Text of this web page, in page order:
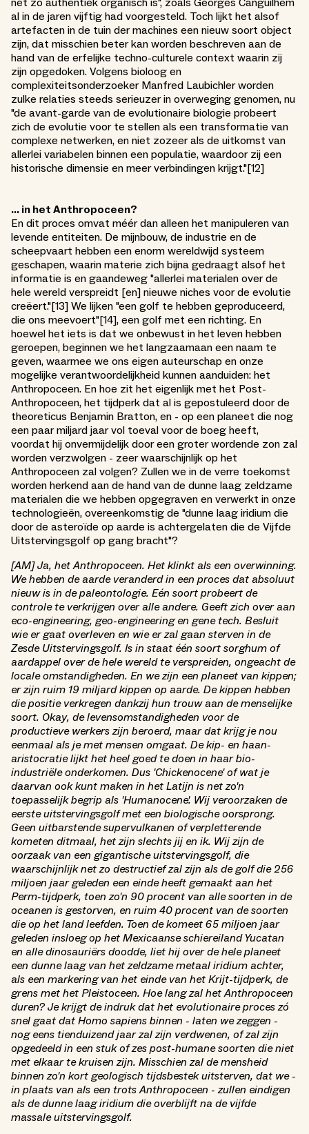
al in de jaren vijftig had voorgesteld. Toch lijkt het alsof
artefacten in de tuin der machines een nieuw soort object
zijn, dat misschien beter kan worden beschreven aan de
hand van de erfelijke techno-culturele context waarin zij
zijn opgedoken. Volgens bioloog en
complexiteitsonderzoeker Manfred Laubichler worden
zulke relaties steeds serieuzer in overweging genomen, nu
"de avant-garde van de evolutionaire biologie probeert
zich de evolutie voor te stellen als een transformatie van
complexe netwerken, en niet zozeer als de uitkomst van
allerlei variabelen binnen een populatie, waardoor zij een
historische dimensie en meer verbindingen krijgt."[12]
... in het Anthropoceen?
En dit proces omvat méér dan alleen het manipuleren van
levende entiteiten. De mijnbouw, de industrie en de
scheepvaart hebben een enorm wereldwijd systeem
geschapen, waarin materie zich bijna gedraagt alsof het
informatie is en gaandeweg "allerlei materialen over de
hele wereld verspreidt [en] nieuwe niches voor de evolutie
creëert."[13] We lijken "een golf te hebben geproduceerd,
die ons meevoert"[14], een golf met een richting. En
hoewel het iets is dat we onbewust in het leven hebben
geroepen, beginnen we het langzaamaan een naam te
geven, waarmee we ons eigen auteurschap en onze
mogelijke verantwoordelijkheid kunnen aanduiden: het
Anthropoceen. En hoe zit het eigenlijk met het Post-
Anthropoceen, het tijdperk dat al is gepostuleerd door de
theoreticus Benjamin Bratton, en - op een planeet die nog
een paar miljard jaar vol toeval voor de boeg heeft,
voordat hij onvermijdelijk door een groter wordende zon zal
worden verzwolgen - zeer waarschijnlijk op het
Anthropoceen zal volgen? Zullen we in de verre toekomst
worden herkend aan de hand van de dunne laag zeldzame
materialen die we hebben opgegraven en verwerkt in onze
technologieën, overeenkomstig de "dunne laag iridium die
door de asteroïde op aarde is achtergelaten die de Vijfde
Uitstervingsgolf op gang bracht"?
[AM] Ja, het Anthropoceen. Het klinkt als een overwinning.
We hebben de aarde veranderd in een proces dat absoluut
nieuw is in de paleontologie. Eén soort probeert de
controle te verkrijgen over alle andere. Geeft zich over aan
eco-engineering, geo-engineering en gene tech. Besluit
wie er gaat overleven en wie er zal gaan sterven in de
Zesde Uitstervingsgolf. Is in staat één soort sorghum of
aardappel over de hele wereld te verspreiden, ongeacht de
locale omstandigheden. En we zijn een planeet van kippen;
er zijn ruim 19 miljard kippen op aarde. De kippen hebben
die positie verkregen dankzij hun trouw aan de menselijke
soort. Okay, de levensomstandigheden voor de
productieve werkers zijn beroerd, maar dat krijg je nou
eenmaal als je met mensen omgaat. De kip- en haan-
aristocratie lijkt het heel goed te doen in haar bio-
industriële onderkomen. Dus 'Chickenocene' of wat je
daarvan ook kunt maken in het Latijn is net zo'n
toepasselijk begrip als 'Humanocene'. Wij veroorzaken de
eerste uitstervingsgolf met een biologische oorsprong.
Geen uitbarstende supervulkanen of verpletterende
kometen ditmaal, het zijn slechts jij en ik. Wij zijn de
oorzaak van een gigantische uitstervingsgolf, die
waarschijnlijk net zo destructief zal zijn als de golf die 256
miljoen jaar geleden een einde heeft gemaakt aan het
Perm-tijdperk, toen zo'n 90 procent van alle soorten in de
oceanen is gestorven, en ruim 40 procent van de soorten
die op het land leefden. Toen de komeet 65 miljoen jaar
geleden insloeg op het Mexicaanse schiereiland Yucatan
en alle dinosauriërs doodde, liet hij over de hele planeet
een dunne laag van het zeldzame metaal iridium achter,
als een markering van het einde van het Krijt-tijdperk, de
grens met het Pleistoceen. Hoe lang zal het Anthropoceen
duren? Je krijgt de indruk dat het evolutionaire proces zó
snel gaat dat Homo sapiens binnen - laten we zeggen -
nog eens tienduizend jaar zal zijn verdwenen, of zal zijn
opgedeeld in een stuk of zes post-humane soorten die niet
met elkaar te kruisen zijn. Misschien zal de mensheid
binnen zo'n kort geologisch tijdsbestek uitsterven, dat we -
in plaats van als een trots Anthropoceen - zullen eindigen
als de dunne laag iridium die overblijft na de vijfde
massale uitstervingsgolf.